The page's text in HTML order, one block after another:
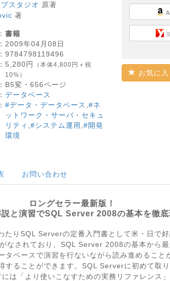
スタジオ 原著
著
書籍
2009年04月08日
9784798119496
5,280円
（本体4,800円＋税
10%）
B5変・ 656ページ
データベース
#データ・データベース #ネ
ットワーク・サーバ・セキュ
リティ #システム運用 #開発
環境
お気に入
お問い合わせ
ロングセラー最新版！
説と演習でSQL Server 2008の基本を徹底
りSQL Serverの定番入門書として米・日で
なされており、SQL Server 2008の基本から
タベースで演習を行ないながら読み進めるこ
することができます。SQL Serverに初めて取
は「より使いこなすための実務リファレンス」